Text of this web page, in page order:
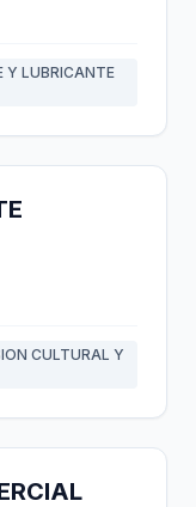
Y LUBRICANTE
CULTURAL Y